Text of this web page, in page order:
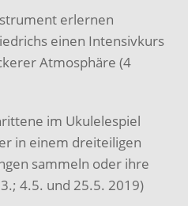
erlernen
einen Intensivkurs
Atmosphäre (4
im Ukulelespiel
in einem dreiteiligen
sammeln oder ihre
4.5. und 25.5. 2019)